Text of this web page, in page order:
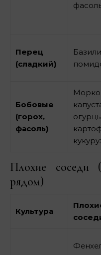
Перец
(сладкий)
Бобовые
(горох,
фасоль)
Плохие соседи
рядом)
Культура